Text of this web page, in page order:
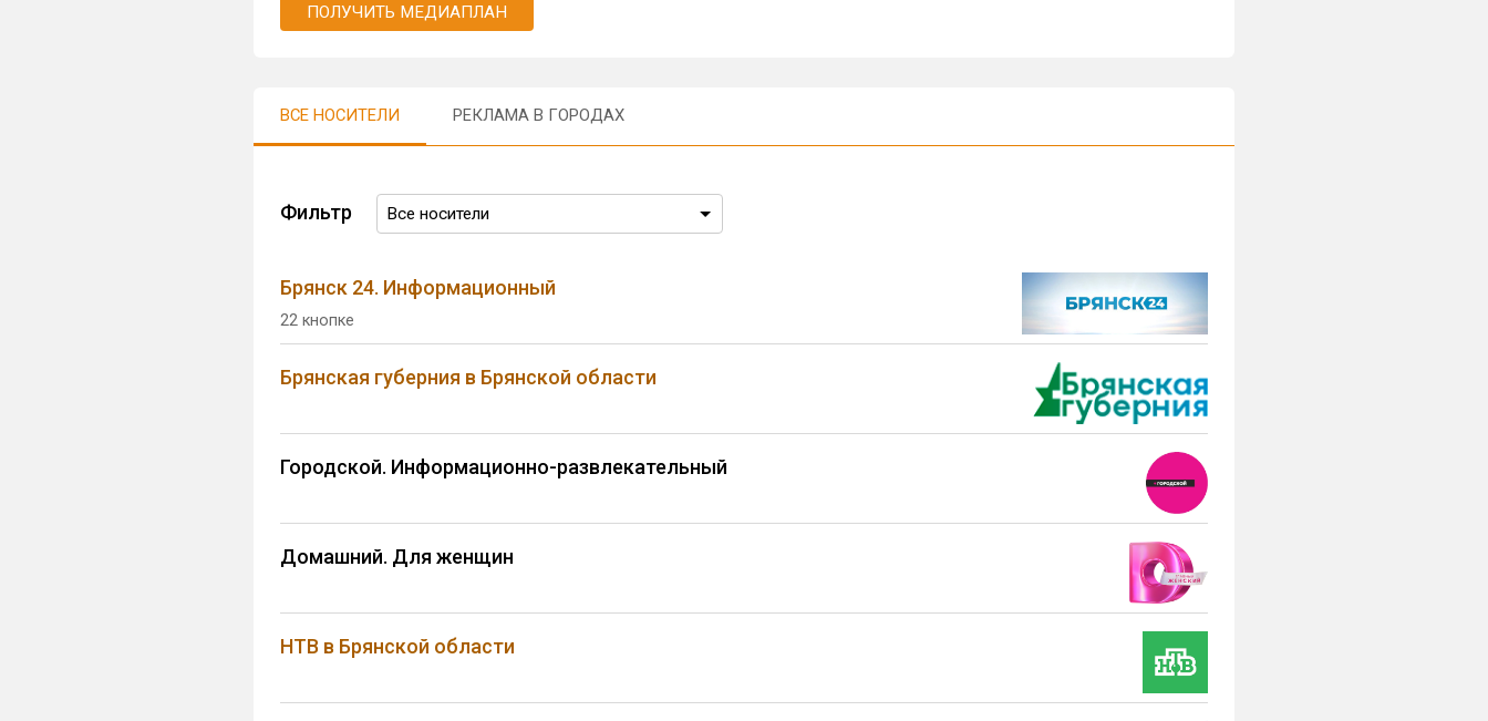
ПОЛУЧИТЬ МЕДИАПЛАН
ВСЕ НОСИТЕЛИ РЕКЛАМА В ГОРОДАХ
Фильтр
Брянск 24. Информационный
22 кнопке
Брянская губерния в Брянской области
Городской. Информационно-развлекательный
Домашний. Для женщин
НТВ в Брянской области